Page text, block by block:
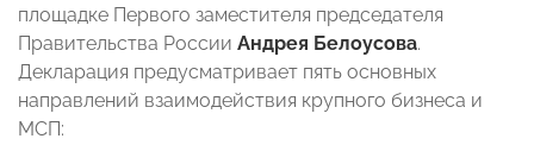
площадке Первого заместителя председателя
Правительства России Андрея Белоусова.
Декларация предусматривает пять основных
направлений взаимодействия крупного бизнеса и
МСП: